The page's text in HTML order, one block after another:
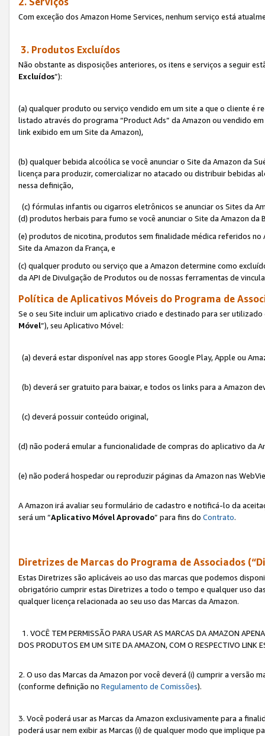
Com exceção dos Amazon Home Services, nenhum serviço está
3. Produtos Excluídos
Não obstante as disposições anteriores, os itens e serviços a seguir
Excluídos”):
(a) qualquer produto ou serviço vendido em um site a que o cliente é
listado através do programa “Product Ads” da Amazon ou vendido
link exibido em um Site da Amazon),
(b) qualquer bebida alcoólica se você anunciar o Site da Amazon da
licença para produzir, comercializar no atacado ou distribuir bebidas
nessa definição,
(c) fórmulas infantis ou cigarros eletrônicos se anunciar os Sites da
(d) produtos herbais para fumo se você anunciar o Site da Amazon da
(e) produtos de nicotina, produtos sem finalidade médica referidos no
Site da Amazon da França, e
(c) qualquer produto ou serviço que a Amazon determine como
da API de Divulgação de Produtos ou de nossas ferramentas de
Política de Aplicativos Móveis do Programa de
Se o seu Site incluir um aplicativo criado e destinado para ser
Móvel”), seu Aplicativo Móvel:
(a) deverá estar disponível nas app stores Google Play, Apple ou
(b) deverá ser gratuito para baixar, e todos os links para a Amazon
(c) deverá possuir conteúdo original,
(d) não poderá emular a funcionalidade de compras do aplicativo da
(e) não poderá hospedar ou reproduzir páginas da Amazon nas
A Amazon irá avaliar seu formulário de cadastro e notificá-lo da
será um “Aplicativo Móvel Aprovado” para fins do Contrato.
Diretrizes de Marcas do Programa de Associados
Estas Diretrizes são aplicáveis ao uso das marcas que podemos
obrigatório cumprir estas Diretrizes a todo o tempo e qualquer uso
qualquer licença relacionada ao seu uso das Marcas da Amazon.
1. VOCÊ TEM PERMISSÃO PARA USAR AS MARCAS DA AMAZON
DOS PRODUTOS EM UM SITE DA AMAZON, COM O RESPECTIVO LINK
2. O uso das Marcas da Amazon por você deverá (i) cumprir a versão
(conforme definição no Regulamento de Comissões).
3. Você poderá usar as Marcas da Amazon exclusivamente para a
poderá usar nem exibir as Marcas (i) de qualquer modo que implique